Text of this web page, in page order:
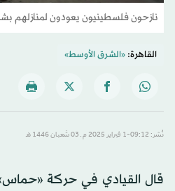
نازحون فلسطينيون يعودون لمنازلهم
القاهرة:«الشرق الأوسط»
نُشر: 09:12-1 فبراير 2025 م ـ 03 شَعبان 1446 هـ
قال القيادي في حركة